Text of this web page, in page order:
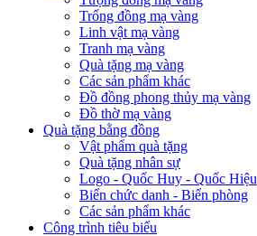
Trống đồng mạ vàng
Linh vật mạ vàng
Tranh mạ vàng
Quà tặng mạ vàng
Các sản phẩm khác
Đồ đồng phong thủy mạ vàng
Đồ thờ mạ vàng
Quà tặng bằng đồng
Vật phẩm quà tặng
Quà tặng nhân sự
Logo - Quốc Huy - Quốc Hiệu
Biển chức danh - Biển phòng
Các sản phẩm khác
Công trình tiêu biểu